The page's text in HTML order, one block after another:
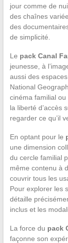
jour comme de
des chaînes
des
de simplicité.
Le pack Canal
jeunesse, à
aussi des
National
cinéma familial
la liberté d’accès
regarder ce qu’il
En optant pour le
une dimension
du cercle familial
même contenu à
couvrir tous les
Pour explorer les
détaille
inclus et les
La force du pack
façonne son